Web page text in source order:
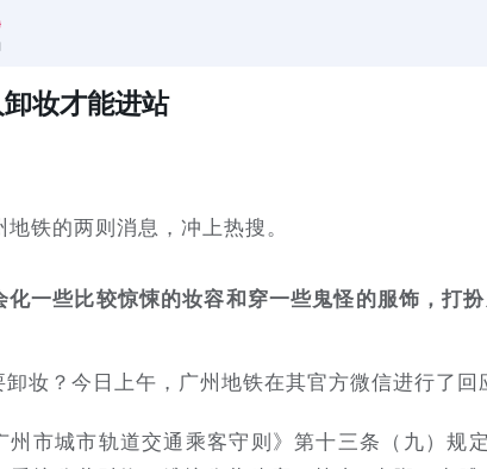
妆才能进站
铁的两则消息，冲上热搜。
一些比较惊悚的妆容和穿一些鬼怪的服饰，打
妆？今日上午，广州地铁在其官方微信进行了回
市城市轨道交通乘客守则》第十三条（九）规